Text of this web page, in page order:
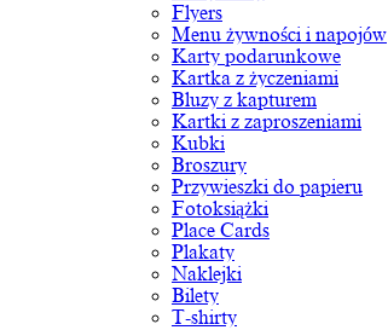
Flyers
Menu żywności i napojów
Karty podarunkowe
Kartka z życzeniami
Bluzy z kapturem
Kartki z zaproszeniami
Kubki
Broszury
Przywieszki do papieru
Fotoksiążki
Place Cards
Plakaty
Naklejki
Bilety
T-shirty